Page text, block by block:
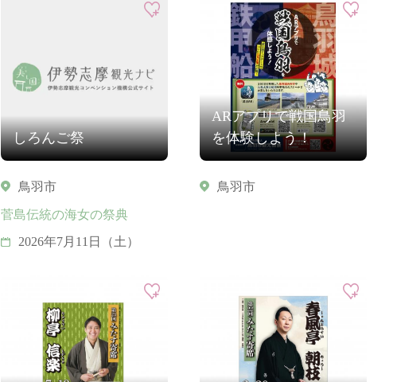
しろんご祭
鳥羽市
菅島伝統の海女の祭典
2026年7月11日（土）
ARアプリで戦国鳥羽
を体験しよう！
鳥羽市